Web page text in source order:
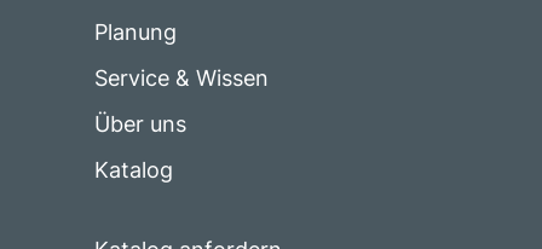
Planung
Service & Wissen
Über uns
Katalog